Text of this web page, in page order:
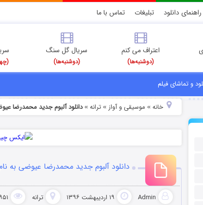
راهنمای دانلود تبلیغات تماس با ما
اعتراف می کنم
(دوشنبه‌ها)
سریال گل سنگ
(دوشنبه‌ها)
و تماشای فیلم
خانه» موسیقی و آواز » ترانه»دانلود آلبوم جدید محمدرضا
دانلود آلبوم جدید محمدرضا عیوضی
Admin ۱۹ اردیبهشت ۱۳۹۶ ترانه